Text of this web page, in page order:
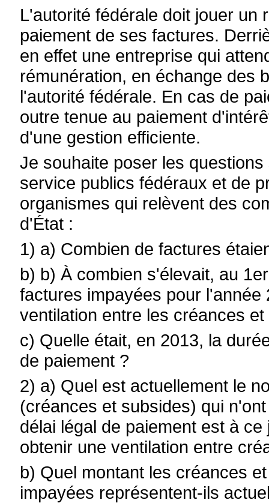
L'autorité fédérale doit jouer un
paiement de ses factures.
en effet une entreprise qui
rémunération, en échange des
l'autorité fédérale. En cas de
outre tenue au paiement
d'une gestion efficiente.
Je souhaite poser les
service publics fédéraux et de
organismes qui relèvent des
d'État :
1) a) Combien de factures
b) b) À combien s'élevait, au
factures impayées pour
ventilation entre les créances
c) Quelle était, en 2013, la
de paiement ?
2) a) Quel est actuellement le
(créances et subsides) qui
délai légal de paiement est à
obtenir une ventilation entre
b) Quel montant les créances
impayées représentent-ils